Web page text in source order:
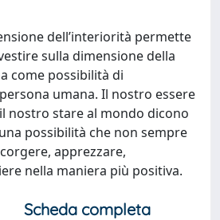
dell’interiorità permette
sulla dimensione della
come possibilità di
umana. Il nostro essere
nostro stare al mondo dicono
possibilità che non sempre
apprezzare,
nella maniera più positiva.
Scheda completa